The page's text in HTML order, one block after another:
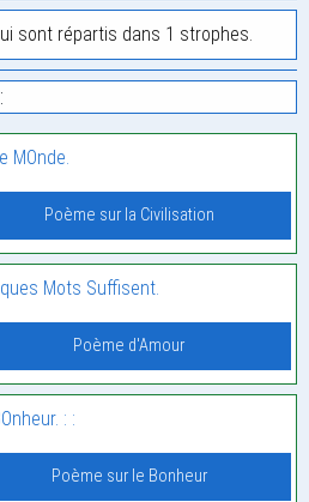
sont répartis dans 1 strophes.
MOnde.
Poème sur la Civilisation
Mots Suffisent.
Poème d'Amour
: :
Poème sur le Bonheur